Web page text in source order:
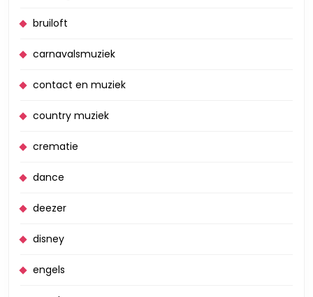
bruiloft
carnavalsmuziek
contact en muziek
country muziek
crematie
dance
deezer
disney
engels